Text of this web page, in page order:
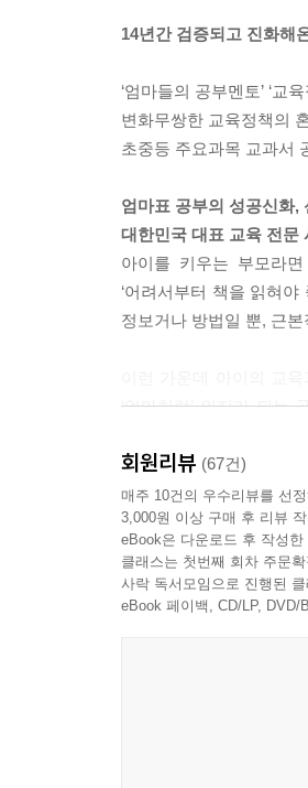
* 국어 과목은 모든 학습
문제의 상황을 제대로
력은 사회에 나갔을 때
생활을 할 때도 국어 능
고, 내 생각을 말과 글로
* 아이들이 사회를 어려
문입니다. 사회를 잘하
를 제대로 공부하고 나
---pp.301-302
14년간 검증되고 진화해
‘엄마들의 공부멘토’ ‘교
변화무쌍한 교육정책의
초중등 주요과목 교과서
엄마표 공부의 성공신화,
대한민국 대표 교육 전문
아이를 키우는 부모라
‘어려서부터 책을 읽혀
정보거나 방법일 뿐, 근
‘엄마처럼’ 의지가 되는
교육정보 커뮤니티로
경쟁사회에서 보기 드문
부모들이 서로 등 두드
가득한 곳, 그래서 자식
〈잠수네 커가는 아이들
대한민국 모든 엄마들에
전폭적인 지지를 받으
회원리뷰 (67건)
매주 10건의 우수리뷰를 선
3,000원 이상 구매 후 리뷰
eBook은 다운로드 후 작성
클래스는 첫번째 회차 주문
사락 독서모임으로 진행된
eBook 페이백, CD/LP,